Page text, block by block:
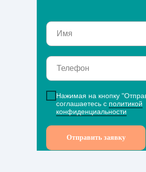
Нажимая на кнопку
соглашаетесь с политикой
конфиденциальности
Отправить заявку